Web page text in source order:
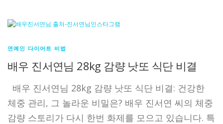
연예인 다이어트 비법
배우 진서연님 28kg 감량 낫또 식단 비결
배우 진서연님 28kg 감량 낫또 식단 비결: 건강한
체중 관리, 그 놀라운 비밀은? 배우 진서연 씨의 체중
감량 스토리가 다시 한번 화제를 모으고 있습니다. 특